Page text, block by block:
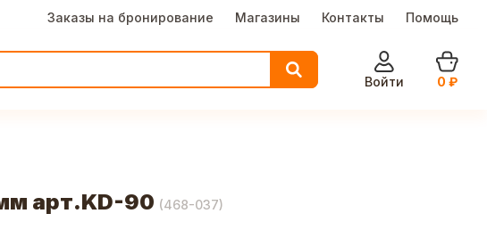
Заказы на бронирование Магазины Контакты Помощь
Войти
0 ₽
арт.KD-90 (468-037)